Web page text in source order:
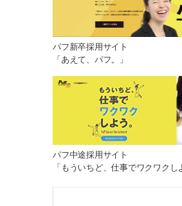
パフ新卒採用サイト
「あえて、パフ。」
パフ中途採用サイト
「もういちど、仕事でワクワクし